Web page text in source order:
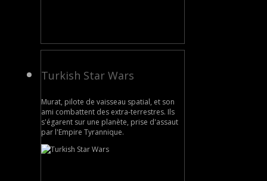
Turkish Star Wars
Murat, pilote de vaisseau spatial, et son
ami combattent des extra-terrestres. Ils
s'égarent sur une planète, prise d'assaut
par l'Empire Tyrannique.